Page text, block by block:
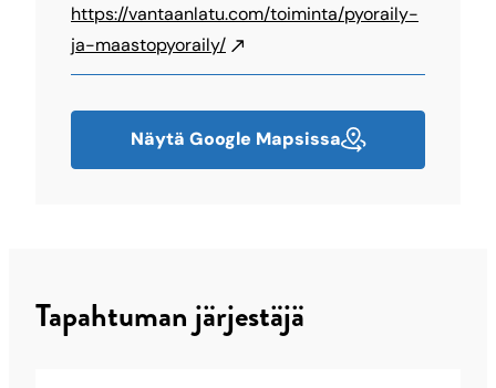
https://vantaanlatu.com/toiminta/pyoraily-
ja-maastopyoraily/
Näytä Google Mapsissa
Tapahtuman järjestäjä